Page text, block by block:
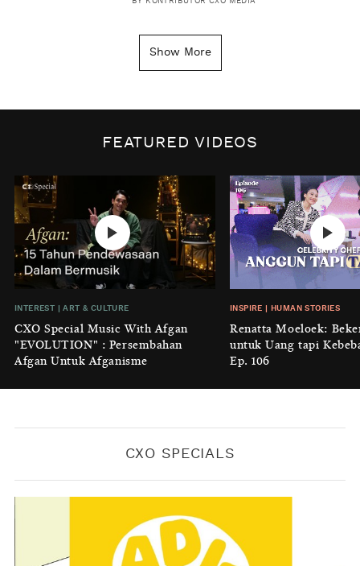
Kenapa Tahun Baru Ditandai pada
Biaya Tersembunyi dari Insecurity
KONTRIBUTOR CXO MEDIA
INTEREST|HOME
No Place Like: Camping Ground
Cidulang
KONTRIBUTOR CXO MEDIA
GENERAL KNOWLEDGE
Luruhnya Daun Terakhir: Kala
'Benteng Alam' yang Tak Lagi Bisa
Melindungi
BYKONTRIBUTOR CXO MEDIA
Show More
FEATURED VIDEOS
INTEREST |ART & CULTURE
CXO Special Music With Afgan
"EVOLUTION" : Persembahan
Afgan Untuk Afganisme
INSPIRE HUMAN STORIES
Renatta Moeloek:
untuk Uang tapi
Ep. 106
CXO SPECIALS